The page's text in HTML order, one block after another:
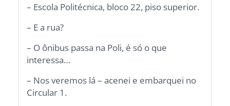
– Escola Politécnica, bloco 22, piso superior.
– E a rua?
– O ônibus passa na Poli, é só o que
interessa…
– Nos veremos lá – acenei e embarquei no
Circular 1.